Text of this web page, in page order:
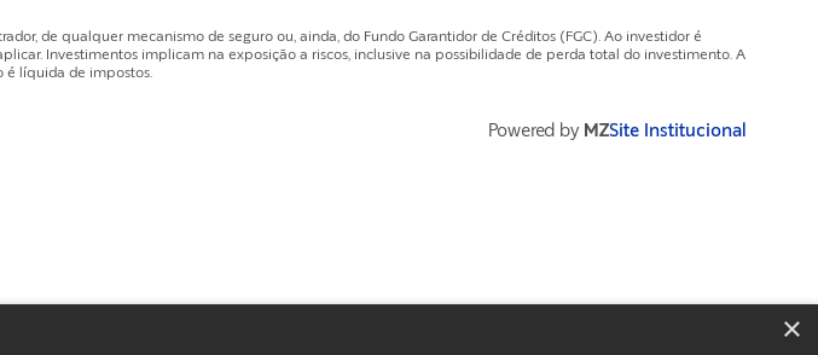
de qualquer mecanismo de seguro ou, ainda, do Fundo Garantidor de Créditos (FGC). Ao investidor é
Investimentos implicam na exposição a riscos, inclusive na possibilidade de perda total do investimento. A
líquida de impostos.
Powered by MZSite Institucional
×